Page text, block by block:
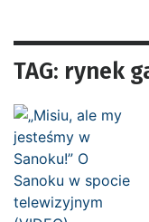
TAG: rynek